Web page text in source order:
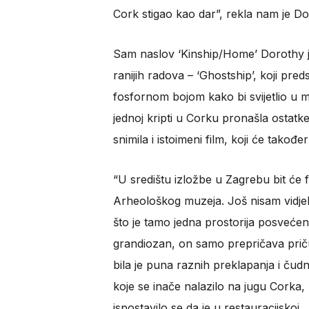
Cork stigao kao dar”, rekla nam je
Sam naslov ‘Kinship/Home’
ranijih radova – ‘Ghostship’, koji
fosfornom bojom kako bi svijetlio u
jednoj kripti u Corku pronašla
snimila i istoimeni film, koji će
“U središtu izložbe u Zagrebu bit će
Arheološkog muzeja. Još nisam
što je tamo jedna prostorija
grandiozan, on samo prepričava
bila je puna raznih preklapanja i
koje se inače nalazilo na jugu